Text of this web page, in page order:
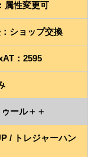
属性変更可
ショップ交換
：2595
ール＋＋
/ トレジャーハン